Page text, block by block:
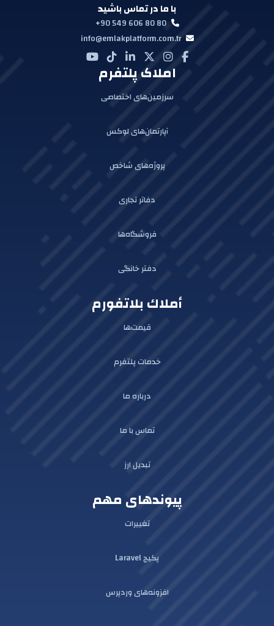
با ما در تماس باشید
+90 549 606 80 80
info@emlakplatform.com.tr
املاک پلتفرم
سرزمین‌های اختصاصی
آپارتمان‌های لوکس
پروژه‌های شاخص
دفاتر تجاری
فروشگاه‌ها
دفتر خانگی
أملاك بلاتفورم
قیمت‌ها
خدمات پلتفرم
درباره ما
تماس با ما
تبدیل ارز
پیوندهای مهم
تغییرات
پکیج Laravel
افزونه‌های وردپرس